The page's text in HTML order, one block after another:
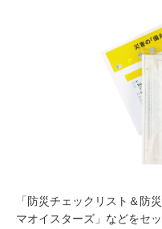
「防災チェックリスト＆防
マオイスターズ」などをセ